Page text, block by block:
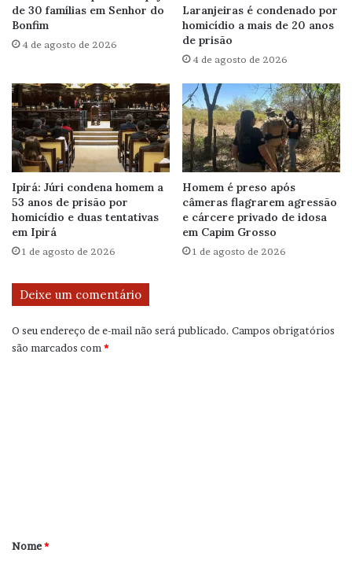
de 30 famílias em Senhor do
Bonfim
4 de agosto de 2026
Laranjeiras é condenado por
homicídio a mais de 20 anos
de prisão
4 de agosto de 2026
Ipirá: Júri condena homem a
53 anos de prisão por
homicídio e duas tentativas
em Ipirá
1 de agosto de 2026
Homem é preso após
câmeras flagrarem agressão
e cárcere privado de idosa
em Capim Grosso
1 de agosto de 2026
Deixe um comentário
O seu endereço de e-mail não será publicado. Campos obrigatórios
são marcados com*
r
Nome*